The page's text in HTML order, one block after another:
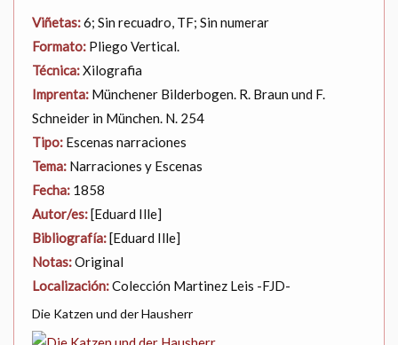
Viñetas:6; Sin recuadro, TF; Sin numerar
Formato: Pliego Vertical.
Técnica:Xilografia
Imprenta: Münchener Bilderbogen. R. Braun und F.
Schneider in München. N. 254
Tipo: Escenas narraciones
Tema: Narraciones y Escenas
Fecha: 1858
Autor/es:[Eduard Ille]
Bibliografía:[Eduard Ille]
Notas:Original
Localización:Colección Martinez Leis -FJD-
Die Katzen und der Hausherr